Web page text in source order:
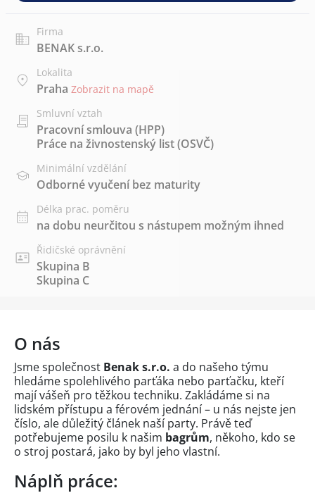
Firma
BENAK s.r.o.
Lokalita
Praha Zobrazit na mapě
Smluvní vztah
Pracovní smlouva (HPP)
Práce na živnostenský list (OSVČ)
Minimální vzdělání
Odborné vyučení bez maturity
Délka prac. poměru
na dobu neurčitou s nástupem možným ihned
Řidičské oprávnění
Skupina B
Skupina C
O nás
Jsme společnost Benak s.r.o. a do našeho týmu
hledáme spolehlivého parťáka nebo parťačku, kteří
mají vášeň pro těžkou techniku. Zakládáme si na
lidském přístupu a férovém jednání – u nás nejste jen
číslo, ale důležitý článek naší party. Právě teď
potřebujeme posilu k našim bagrům, někoho, kdo se
o stroj postará, jako by byl jeho vlastní.
Náplň práce: